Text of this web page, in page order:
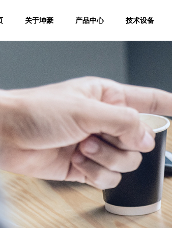
关于坤豪 产品中心 技术设备